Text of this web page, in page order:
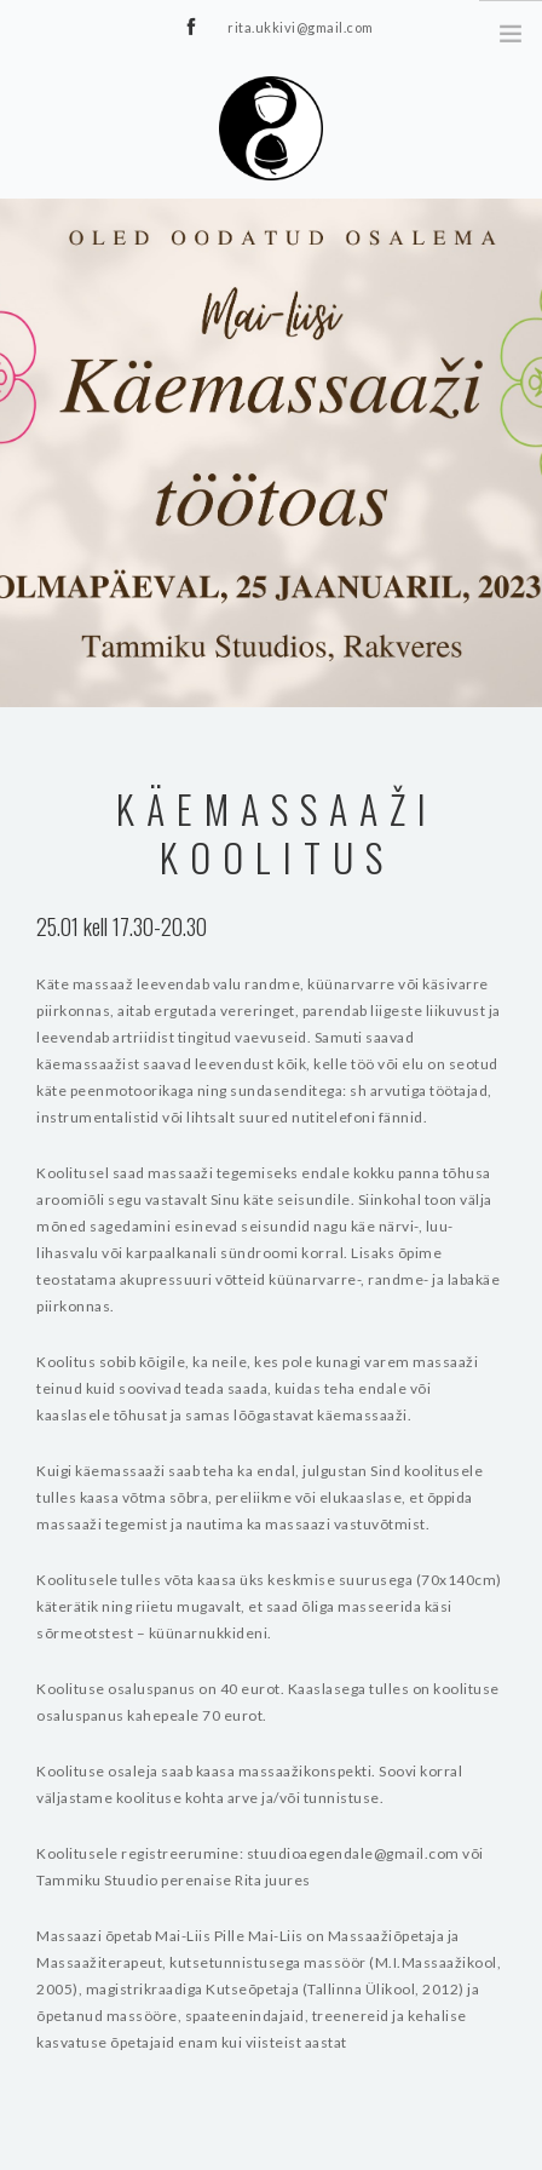
rita.ukkivi@gmail.com
JOOGA/PILATES
TERAAPIA
TIIMIDELE
KONTAKT
KÄEMASSAAŽI
KOOLITUS
25.01 kell 17.30-20.30
Käte massaaž leevendab valu randme, küünarvarre või käsivarre
piirkonnas, aitab ergutada vereringet, parendab liigeste liikuvust ja
leevendab artriidist tingitud vaevuseid. Samuti saavad
käemassaažist saavad leevendust kõik, kelle töö või elu on seotud
käte peenmotoorikaga ning sundasenditega: sh arvutiga töötajad,
instrumentalistid või lihtsalt suured nutitelefoni fännid.
Koolitusel saad massaaži tegemiseks endale kokku panna tõhusa
aroomiõli segu vastavalt Sinu käte seisundile. Siinkohal toon välja
mõned sagedamini esinevad seisundid nagu käe närvi-, luu-
lihasvalu või karpaalkanali sündroomi korral. Lisaks õpime
teostatama akupressuuri võtteid küünarvarre-, randme- ja labakäe
piirkonnas.
Koolitus sobib kõigile, ka neile, kes pole kunagi varem massaaži
teinud kuid soovivad teada saada, kuidas teha endale või
kaaslasele tõhusat ja samas lõõgastavat käemassaaži.
Kuigi käemassaaži saab teha ka endal, julgustan Sind koolitusele
tulles kaasa võtma sõbra, pereliikme või elukaaslase, et õppida
massaaži tegemist ja nautima ka massaazi vastuvõtmist.
Koolitusele tulles võta kaasa üks keskmise suurusega (70x140cm)
käterätik ning riietu mugavalt, et saad õliga masseerida käsi
sõrmeotstest – küünarnukkideni.
Koolituse osaluspanus on 40 eurot. Kaaslasega tulles on koolituse
osaluspanus kahepeale 70 eurot.
Koolituse osaleja saab kaasa massaažikonspekti. Soovi korral
väljastame koolituse kohta arve ja/või tunnistuse.
Koolitusele registreerumine: stuudioaegendale@gmail.com või
Tammiku Stuudio perenaise Rita juures
Massaazi õpetab Mai-Liis Pille Mai-Liis on Massaažiõpetaja ja
Massaažiterapeut, kutsetunnistusega massöör (M.I.Massaažikool,
2005), magistrikraadiga Kutseõpetaja (Tallinna Ülikool, 2012) ja
õpetanud massööre, spaateenindajaid, treenereid ja kehalise
kasvatuse õpetajaid enam kui viisteist aastat